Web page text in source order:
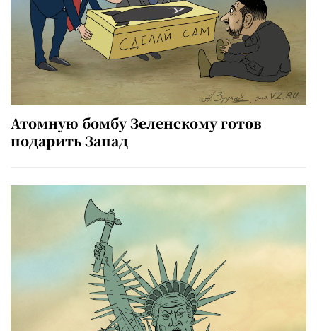
Атомную бомбу Зеленскому готов
подарить Запад